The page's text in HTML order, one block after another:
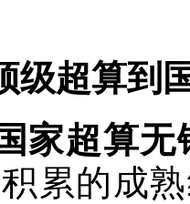
超算到国
家超算
累的成